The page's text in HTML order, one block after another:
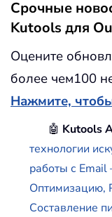
Срочные
Kutools для
Оцените
более чем100
Нажмите,
🤖 Kutools
технологии
работы с
Оптимизацию,
Составление